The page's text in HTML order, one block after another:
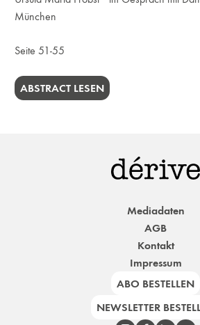
München
Seite 51-55
ABSTRACT LESEN
Mediadaten
AGB
Kontakt
Impressum
ABO BESTELLEN
NEWSLETTER